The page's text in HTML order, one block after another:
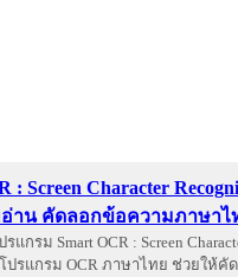
: Screen Character
าน คัดลอกข้อความภาษาไ
แกรม Smart OCR : Screen
ปรแกรม OCR ภาษาไทย ช่วยให้คั